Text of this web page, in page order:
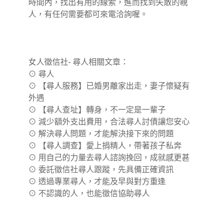
時間內，找出有用的線索，進而找到失散的親
人，有任何需要都可來電洽詢喔。
女人徵信社- 尋人相關文章：
⊙尋人
⊙
【尋人服務】已婚男離家出走，妻子懷疑有
外遇
⊙
【尋人查址】轉身，不一定是一輩子
⊙減少額外支出費用，合法尋人討債讓您安心
⊙解決尋人問題，才能解決接下來的問題
⊙
【尋人調查】愛上捐精人，帶著孩子私奔
⊙ 用自己的力量去尋人諮詢挽回，成就感更甚
⊙委託徵信社尋人跟蹤，先具備正確資訊
⊙透過專業尋人，才能及早與對方重逢
⊙ 不認識的人，也能徵信協助尋人